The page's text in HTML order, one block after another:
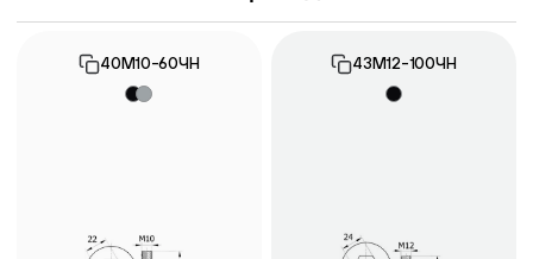
40М10-60ЧН 43М12-100ЧН